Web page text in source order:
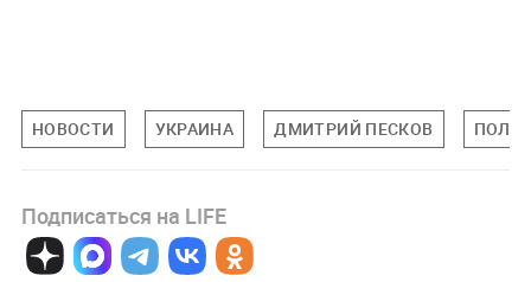
НОВОСТИ УКРАИНА ДМИТРИЙ ПЕСКОВ
Подписаться на LIFE